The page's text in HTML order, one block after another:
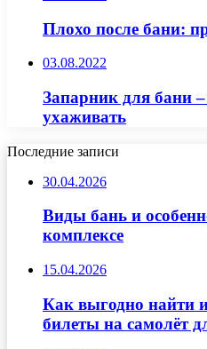
Плохо после бани:
03.08.2022
Запарник для бани
ухаживать
Последние записи
30.04.2026
Виды бань и
комплексе
15.04.2026
Как выгодно найти
билеты на самолёт